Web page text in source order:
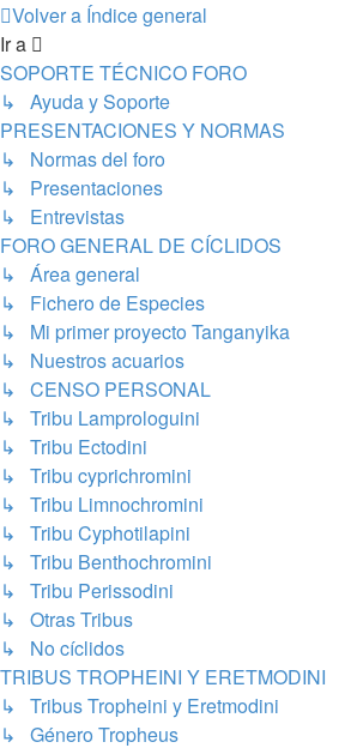
Volver a Índice general
Ir a
SOPORTE TÉCNICO FORO
↳ Ayuda y Soporte
PRESENTACIONES Y NORMAS
↳ Normas del foro
↳ Presentaciones
↳ Entrevistas
FORO GENERAL DE CÍCLIDOS
↳ Área general
↳ Fichero de Especies
↳ Mi primer proyecto Tanganyika
↳ Nuestros acuarios
↳ CENSO PERSONAL
↳ Tribu Lamprologuini
↳ Tribu Ectodini
↳ Tribu cyprichromini
↳ Tribu Limnochromini
↳ Tribu Cyphotilapini
↳ Tribu Benthochromini
↳ Tribu Perissodini
↳ Otras Tribus
↳ No cíclidos
TRIBUS TROPHEINI Y ERETMODINI
↳ Tribus Tropheini y Eretmodini
↳ Género Tropheus